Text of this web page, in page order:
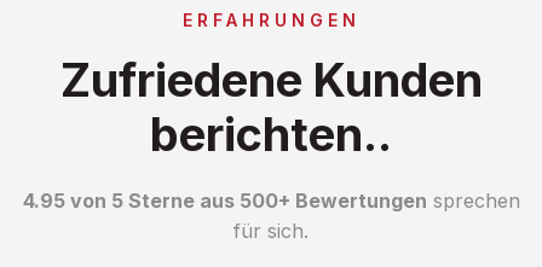
ERFAHRUNGEN
Zufriedene Kunden
berichten..
4.95 von 5 Sterne aus 500+ Bewertungen sprechen
für sich.